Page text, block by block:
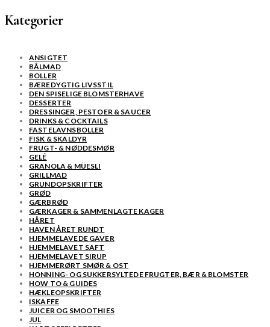
Kategorier
ANSIGTET
BÅLMAD
BOLLER
BÆREDYGTIG LIVSSTIL
DEN SPISELIGE BLOMSTERHAVE
DESSERTER
DRESSINGER, PESTOER & SAUCER
DRINKS & COCKTAILS
FASTELAVNSBOLLER
FISK & SKALDYR
FRUGT- & NØDDESMØR
GELÉ
GRANOLA & MÜESLI
GRILLMAD
GRUNDOPSKRIFTER
GRØD
GÆRBRØD
GÆRKAGER & SAMMENLAGTE KAGER
HÅRET
HAVEN ÅRET RUNDT
HJEMMELAVEDE GAVER
HJEMMELAVET SAFT
HJEMMELAVET SIRUP
HJEMMERØRT SMØR & OST
HONNING- OG SUKKERSYLTEDE FRUGTER, BÆR & BLOMSTER
HOW TO & GUIDES
HÆKLEOPSKRIFTER
ISKAFFE
JUICER OG SMOOTHIES
JUL